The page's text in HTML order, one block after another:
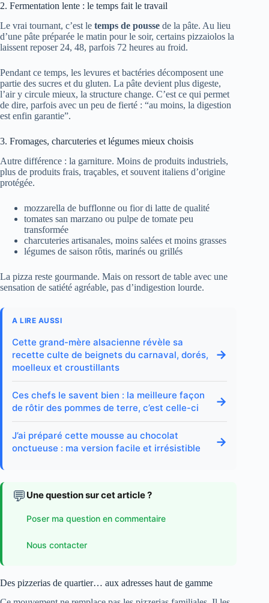
2. Fermentation lente : le temps fait le travail
Le vrai tournant, c’est le temps de pousse de la pâte. Au lieu
d’une pâte préparée le matin pour le soir, certains pizzaiolos la
laissent reposer 24, 48, parfois 72 heures au froid.
Pendant ce temps, les levures et bactéries décomposent une
partie des sucres et du gluten. La pâte devient plus digeste,
l’air y circule mieux, la structure change. C’est ce qui permet
de dire, parfois avec un peu de fierté : “au moins, la digestion
est enfin garantie”.
3. Fromages, charcuteries et légumes mieux choisis
Autre différence : la garniture. Moins de produits industriels,
plus de produits frais, traçables, et souvent italiens d’origine
protégée.
mozzarella de bufflonne ou fior di latte de qualité
tomates san marzano ou pulpe de tomate peu
transformée
charcuteries artisanales, moins salées et moins grasses
légumes de saison rôtis, marinés ou grillés
La pizza reste gourmande. Mais on ressort de table avec une
sensation de satiété agréable, pas d’indigestion lourde.
A LIRE AUSSI
Cette grand-mère alsacienne révèle sa
recette culte de beignets du carnaval, dorés,
moelleux et croustillants
→
Ces chefs le savent bien : la meilleure façon
de rôtir des pommes de terre, c’est celle-ci
→
J’ai préparé cette mousse au chocolat
onctueuse : ma version facile et irrésistible
→
💬 Une question sur cet article ?
Poser ma question en commentaire
Nous contacter
Des pizzerias de quartier… aux adresses haut de gamme